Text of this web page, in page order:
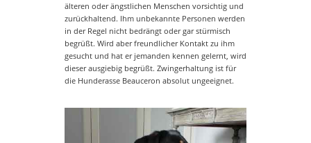
älteren oder ängstlichen Menschen vorsichtig und
zurückhaltend. Ihm unbekannte Personen werden
in der Regel nicht bedrängt oder gar stürmisch
begrüßt. Wird aber freundlicher Kontakt zu ihm
gesucht und hat er jemanden kennen gelernt, wird
dieser ausgiebig begrüßt. Zwingerhaltung ist für
die Hunderasse Beauceron absolut ungeeignet.